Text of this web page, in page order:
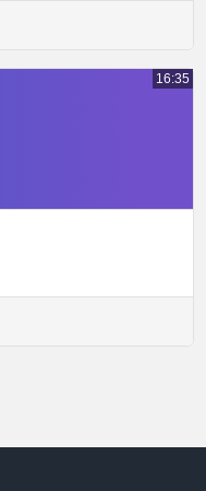
16:35